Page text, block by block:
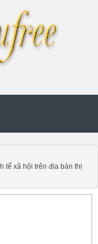
tế xã hội trên địa bàn thị